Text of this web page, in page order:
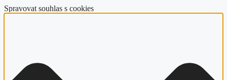
Spravovat souhlas s cookies